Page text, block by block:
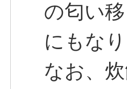
の匂い
にもなり
なお、